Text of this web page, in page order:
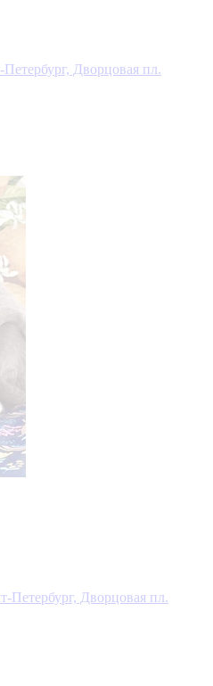
Петербург, Дворцовая пл.
Петербург, Дворцовая пл.